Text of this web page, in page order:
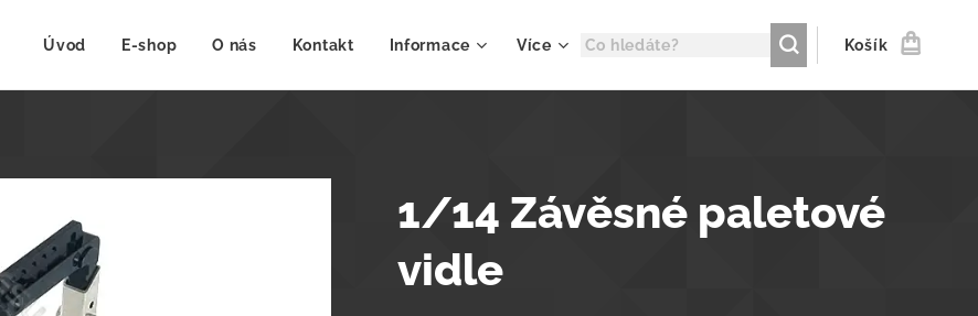
Úvod E-shop O nás Kontakt Informace Více Košík
1/14 Závěsné paletové
vidle